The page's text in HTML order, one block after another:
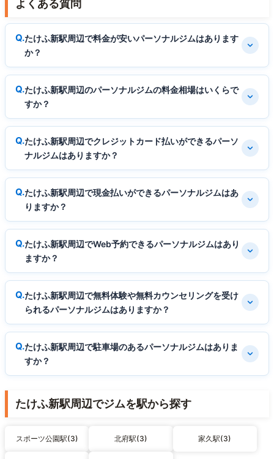
よくある質問
たけふ新駅周辺で料金が安いパーソナルジムはあります
か？
たけふ新駅周辺のパーソナルジムの料金相場はいくらで
すか？
たけふ新駅周辺でクレジットカード払いができるパーソ
ナルジムはありますか？
たけふ新駅周辺で現金払いができるパーソナルジムはあ
りますか？
たけふ新駅周辺でWeb予約できるパーソナルジムはあり
ますか？
たけふ新駅周辺で無料体験や無料カウンセリングを受け
られるパーソナルジムはありますか？
たけふ新駅周辺で駐車場のあるパーソナルジムはありま
すか？
たけふ新駅周辺でジムを駅から探す
スポーツ公園駅(3) 北府駅(3) 家久駅(3)